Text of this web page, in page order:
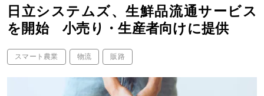
日立システムズ、生鮮品流通サービス
を開始 小売り・生産者向けに提供
スマート農業 物流 販路